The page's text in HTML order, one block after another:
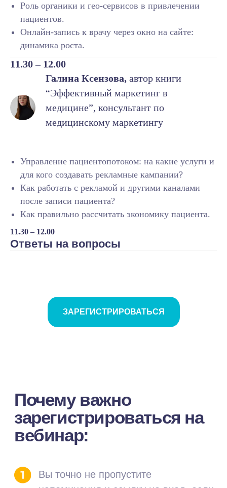
Роль органики и гео-сервисов в привлечении
пациентов.
Онлайн-запись к врачу через окно на сайте:
динамика роста.
11.30 – 12.00
Галина Ксензова, автор книги
“Эффективный маркетинг в
медицине”, консультант по
медицинскому маркетингу
Управление пациентопотоком: на какие услуги и
для кого создавать рекламные кампании?
Как работать с рекламой и другими каналами
после записи пациента?
Как правильно рассчитать экономику пациента.
11.30 – 12.00
Ответы на вопросы
ЗАРЕГИСТРИРОВАТЬСЯ
Почему важно
зарегистрироваться на
вебинар:
Все зарегистрированные после
презентацию экспертов.
Только после регистрации вы
получите бесплатные материалы
Вы точно не пропустите
напоминания и ссылку на вход, если
зарегистрируетесь.